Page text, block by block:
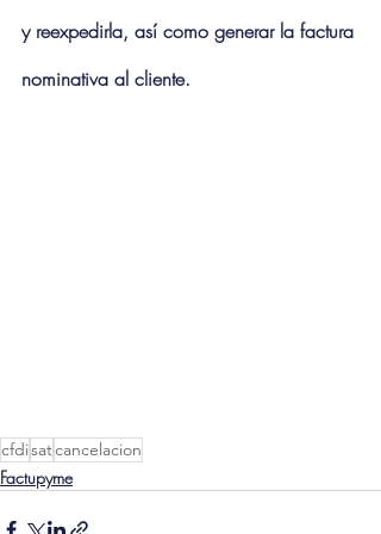
y reexpedirla, así como generar la factura
nominativa al cliente.
cfdisatcancelacion
Factupyme